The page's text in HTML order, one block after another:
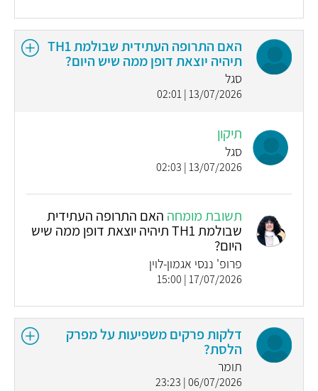
האם התרופה העתידית שבולמת TH1
תיהיה יוצאת דופן ממה שיש היום?
סגל
13/07/2026 | 02:01
תיקון
סגל
13/07/2026 | 02:03
תשובת מומחה האם התרופה העתידית
שבולמת TH1 תיהיה יוצאת דופן ממה שיש
היום?
פרופ' ננסי אגמון-לוין
17/07/2026 | 15:00
דלקות פרקים משפיעות על מפרק
הלסת?
תומר
06/07/2026 | 23:23